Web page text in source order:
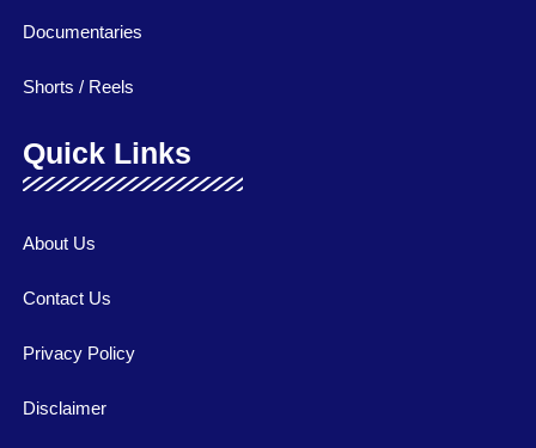
Documentaries
Shorts / Reels
Quick Links
About Us
Contact Us
Privacy Policy
Disclaimer